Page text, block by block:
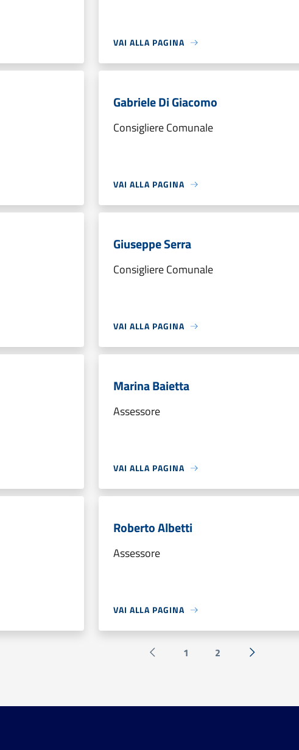
VAI ALLA PAGINA
Gabriele Di Giacomo
Consigliere Comunale
VAI ALLA PAGINA
Giuseppe Serra
Consigliere Comunale
VAI ALLA PAGINA
Marina Baietta
Assessore
VAI ALLA PAGINA
Roberto Albetti
Assessore
VAI ALLA PAGINA
Pagina precedente
1 2
Successiva »